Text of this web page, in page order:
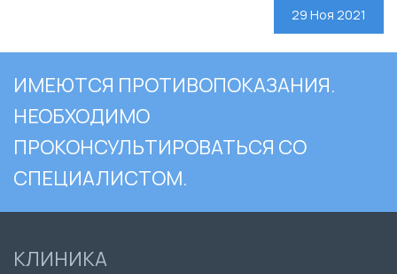
29 Ноя 2021
ИМЕЮТСЯ ПРОТИВОПОКАЗАНИЯ.
НЕОБХОДИМО
ПРОКОНСУЛЬТИРОВАТЬСЯ СО
СПЕЦИАЛИСТОМ.
КЛИНИКА